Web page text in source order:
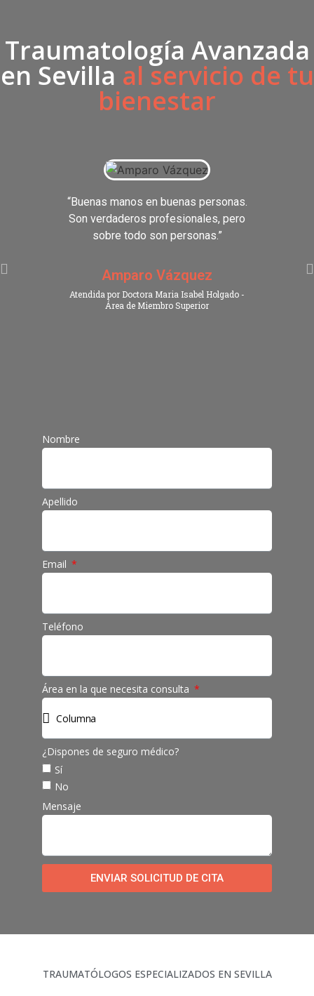
Traumatología Avanzada
en Sevilla al servicio de tu
bienestar
“Buenas manos en buenas personas.
Son verdaderos profesionales, pero
sobre todo son personas.”
Amparo Vázquez
Atendida por Doctora Maria Isabel Holgado -
Área de Miembro Superior
Nombre
Apellido
Email
Teléfono
Área en la que necesita consulta
¿Dispones de seguro médico?
Sí
No
Mensaje
ENVIAR SOLICITUD DE CITA
TRAUMATÓLOGOS ESPECIALIZADOS EN SEVILLA